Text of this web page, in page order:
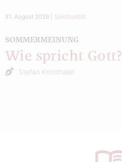
31. August 2026 Spiritualität
SOMMERMEINUNG
Wie spricht Gott?
Stefan Kronthaler